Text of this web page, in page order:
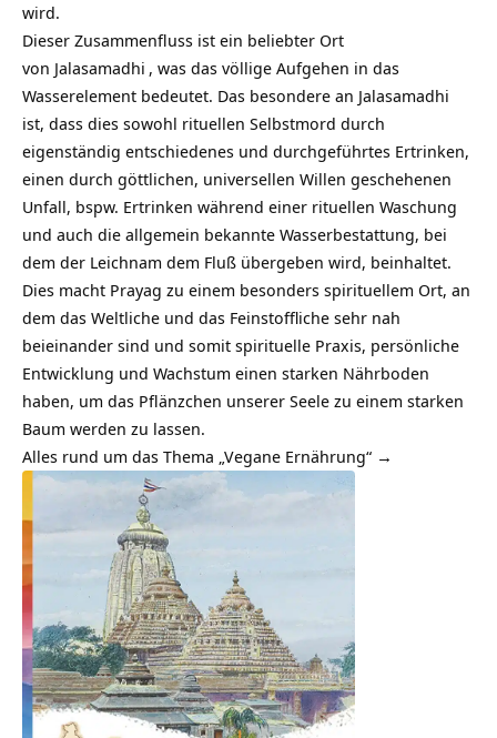
wird.
Dieser Zusammenfluss ist ein beliebter Ort
von Jalasamadhi , was das völlige Aufgehen in das
Wasserelement bedeutet. Das besondere an Jalasamadhi
ist, dass dies sowohl rituellen Selbstmord durch
eigenständig entschiedenes und durchgeführtes Ertrinken,
einen durch göttlichen, universellen Willen geschehenen
Unfall, bspw. Ertrinken während einer rituellen Waschung
und auch die allgemein bekannte Wasserbestattung, bei
dem der Leichnam dem Fluß übergeben wird, beinhaltet.
Dies macht Prayag zu einem besonders spirituellem Ort, an
dem das Weltliche und das Feinstoffliche sehr nah
beieinander sind und somit spirituelle Praxis, persönliche
Entwicklung und Wachstum einen starken Nährboden
haben, um das Pflänzchen unserer Seele zu einem starken
Baum werden zu lassen.
Alles rund um das Thema „Vegane Ernährung“ →